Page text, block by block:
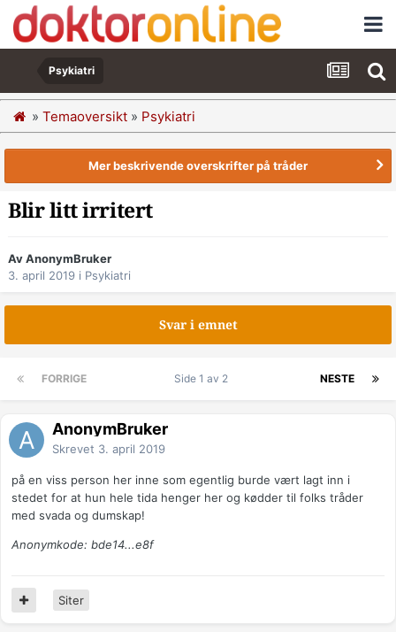
Psykiatri
» Temaoversikt » Psykiatri
Mer beskrivende overskrifter på tråder
Blir litt irritert
Av AnonymBruker
3. april 2019 i Psykiatri
Svar i emnet
FORRIGE NESTE
Side 1 av 2
AnonymBruker
Skrevet 3. april 2019
på en viss person her inne som egentlig burde vært lagt inn i
stedet for at hun hele tida henger her og kødder til folks tråder
med svada og dumskap!
Anonymkode: bde14...e8f
Siter